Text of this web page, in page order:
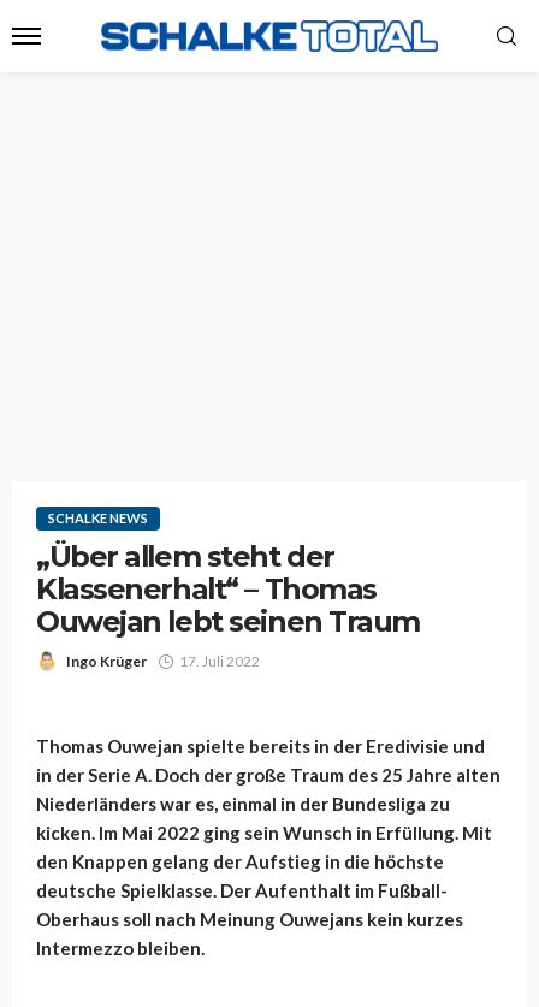
SCHALKE NEWS
„Über allem steht der
Klassenerhalt“ – Thomas
Ouwejan lebt seinen Traum
Ingo Krüger 17. Juli 2022
Thomas Ouwejan spielte bereits in der Eredivisie und
in der Serie A. Doch der große Traum des 25 Jahre alten
Niederländers war es, einmal in der Bundesliga zu
kicken. Im Mai 2022 ging sein Wunsch in Erfüllung. Mit
den Knappen gelang der Aufstieg in die höchste
deutsche Spielklasse. Der Aufenthalt im Fußball-
Oberhaus soll nach Meinung Ouwejans kein kurzes
Intermezzo bleiben.